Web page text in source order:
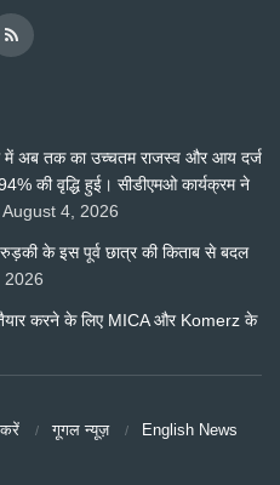
में अब तक का उच्चतम राजस्व और आय दर्ज
की वृद्धि हुई। सीडीएमओ कार्यक्रम ने
August 4, 2026
रुड़की के इस पूर्व छात्र की किताब से बदल
2026
तैयार करने के लिए MICA और Komerz के
गूगल न्यूज़ English News